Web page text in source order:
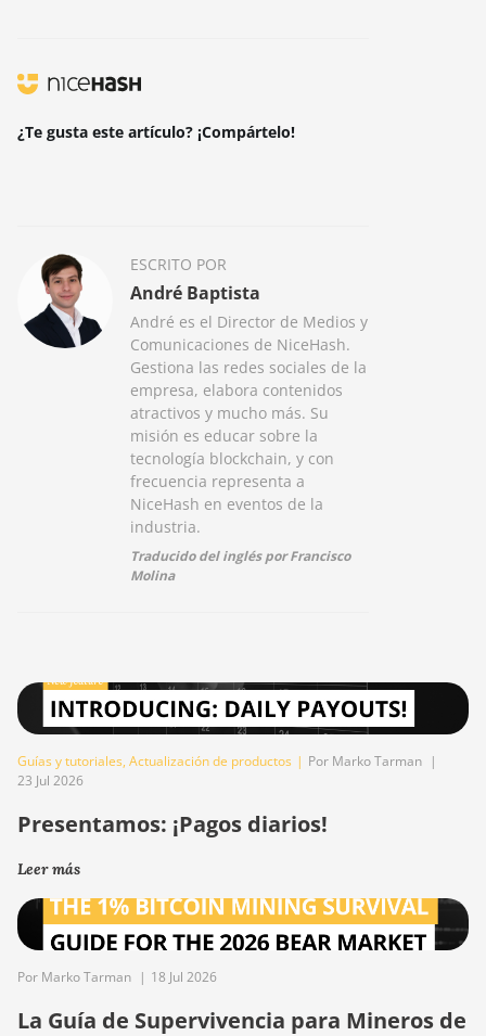
¿Te gusta este artículo? ¡Compártelo!
ESCRITO POR
André Baptista
André es el Director de Medios y
Comunicaciones de NiceHash.
Gestiona las redes sociales de la
empresa, elabora contenidos
atractivos y mucho más. Su
misión es educar sobre la
tecnología blockchain, y con
frecuencia representa a
NiceHash en eventos de la
industria.
Traducido del inglés por Francisco
Molina
Guías y tutoriales, Actualización de productos | Por Marko Tarman |
23 Jul 2026
Presentamos: ¡Pagos diarios!
Leer más
Por Marko Tarman | 18 Jul 2026
La Guía de Supervivencia para Mineros de